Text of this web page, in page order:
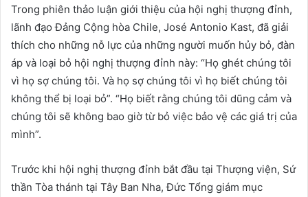
Trong phiên thảo luận giới thiệu của hội nghị thượng đỉnh,
lãnh đạo Đảng Cộng hòa Chile, José Antonio Kast, đã giải
thích cho những nỗ lực của những người muốn hủy bỏ, đàn
áp và loại bỏ hội nghị thượng đỉnh này: “Họ ghét chúng tôi
vì họ sợ chúng tôi. Và họ sợ chúng tôi vì họ biết chúng tôi
không thể bị loại bỏ”. “Họ biết rằng chúng tôi dũng cảm và
chúng tôi sẽ không bao giờ từ bỏ việc bảo vệ các giá trị của
mình”.
Trước khi hội nghị thượng đỉnh bắt đầu tại Thượng viện, Sứ
thần Tòa thánh tại Tây Ban Nha, Đức Tổng giám mục